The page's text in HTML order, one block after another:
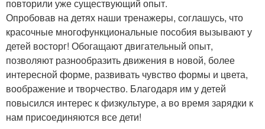
повторили уже существующий опыт.
Опробовав на детях наши тренажеры, соглашусь, что
красочные многофункциональные пособия вызывают у
детей восторг! Обогащают двигательный опыт,
позволяют разнообразить движения в новой, более
интересной форме, развивать чувство формы и цвета,
воображение и творчество. Благодаря им у детей
повысился интерес к физкультуре, а во время зарядки к
нам присоединяются все дети!